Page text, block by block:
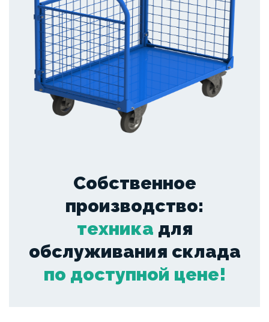
Собственное
производство:
техника для
обслуживания склада
по доступной цене!